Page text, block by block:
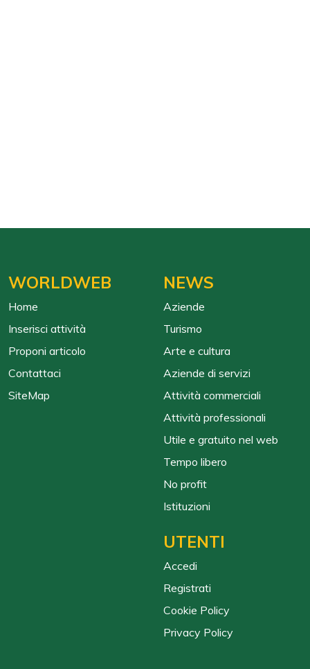
WORLDWEB
Home
Inserisci attività
Proponi articolo
Contattaci
SiteMap
NEWS
Aziende
Turismo
Arte e cultura
Aziende di servizi
Attività commerciali
Attività professionali
Utile e gratuito nel web
Tempo libero
No profit
Istituzioni
UTENTI
Accedi
Registrati
Cookie Policy
Privacy Policy